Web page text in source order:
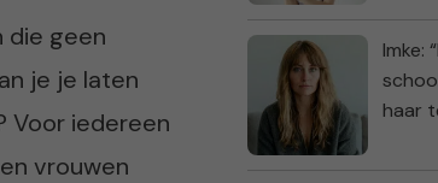
die geen
je je laten
Voor iedereen
vrouwen
Imke:
haar